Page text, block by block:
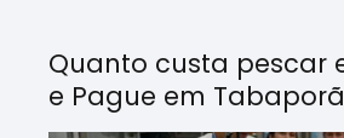
Quanto custa pescar
e Pague em Tabaporã